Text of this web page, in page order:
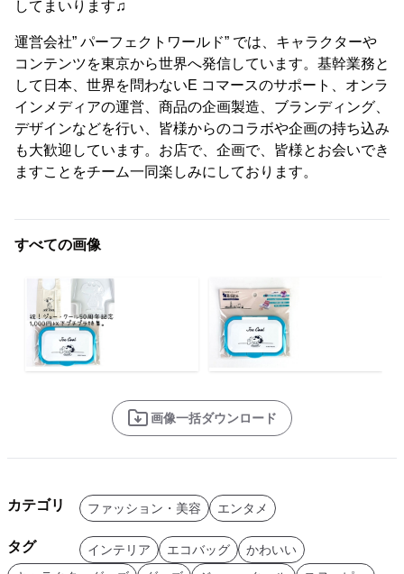
してまいります♫
運営会社” パーフェクトワールド” では、キャラクターや
コンテンツを東京から世界へ発信しています。基幹業務と
して日本、世界を問わないE コマースのサポート、オンラ
インメディアの運営、商品の企画製造、ブランディング、
デザインなどを行い、皆様からのコラボや企画の持ち込み
も大歓迎しています。お店で、企画で、皆様とお会いでき
ますことをチーム一同楽しみにしております。
すべての画像
画像一括ダウンロード
カテゴリ ファッション・美容 エンタメ
タグ インテリア エコバッグ
かわいい